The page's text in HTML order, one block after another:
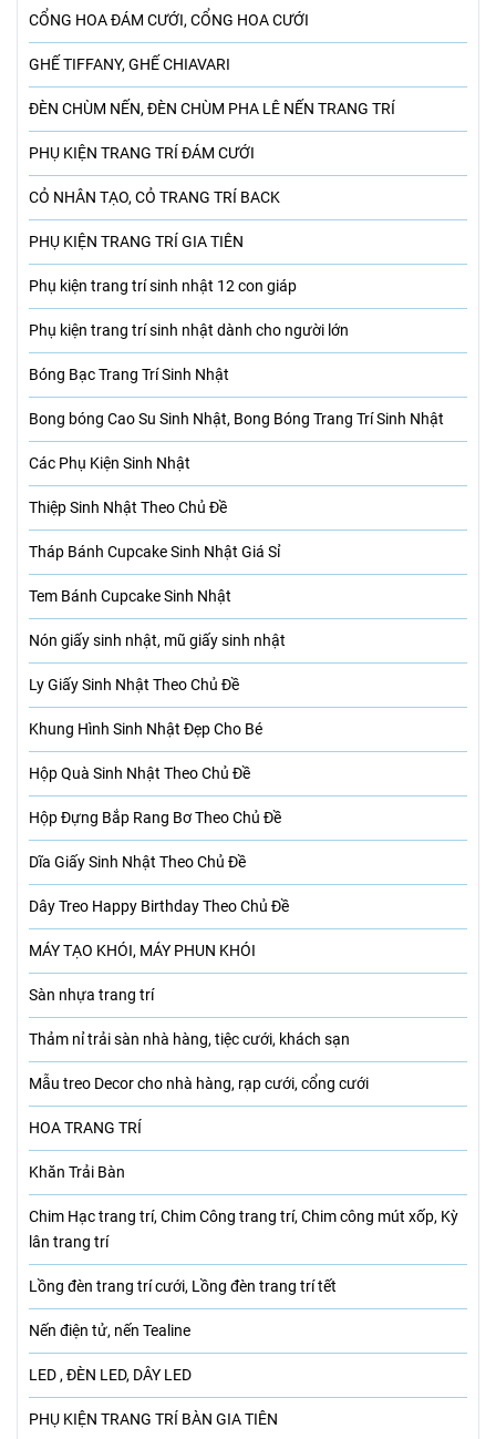
CỔNG HOA ĐÁM CƯỚI, CỔNG HOA CƯỚI
GHẾ TIFFANY, GHẾ CHIAVARI
ĐÈN CHÙM NẾN, ĐÈN CHÙM PHA LÊ NẾN TRANG TRÍ
PHỤ KIỆN TRANG TRÍ ĐÁM CƯỚI
CỎ NHÂN TẠO, CỎ TRANG TRÍ BACK
PHỤ KIỆN TRANG TRÍ GIA TIÊN
Phụ kiện trang trí sinh nhật 12 con giáp
Phụ kiện trang trí sinh nhật dành cho người lớn
Bóng Bạc Trang Trí Sinh Nhật
Bong bóng Cao Su Sinh Nhật, Bong Bóng Trang Trí Sinh Nhật
Các Phụ Kiện Sinh Nhật
Thiệp Sinh Nhật Theo Chủ Đề
Tháp Bánh Cupcake Sinh Nhật Giá Sỉ
Tem Bánh Cupcake Sinh Nhật
Nón giấy sinh nhật, mũ giấy sinh nhật
Ly Giấy Sinh Nhật Theo Chủ Đề
Khung Hình Sinh Nhật Đẹp Cho Bé
Hộp Quà Sinh Nhật Theo Chủ Đề
Hộp Đựng Bắp Rang Bơ Theo Chủ Đề
Dĩa Giấy Sinh Nhật Theo Chủ Đề
Dây Treo Happy Birthday Theo Chủ Đề
MÁY TẠO KHÓI, MÁY PHUN KHÓI
Sàn nhựa trang trí
Thảm nỉ trải sàn nhà hàng, tiệc cưới, khách sạn
Mẫu treo Decor cho nhà hàng, rạp cưới, cổng cưới
HOA TRANG TRÍ
Khăn Trải Bàn
Chim Hạc trang trí, Chim Công trang trí, Chim công mút xốp, Kỳ
lân trang trí
Lồng đèn trang trí cưới, Lồng đèn trang trí tết
Nến điện tử, nến Tealine
LED , ĐÈN LED, DÂY LED
PHỤ KIỆN TRANG TRÍ BÀN GIA TIÊN